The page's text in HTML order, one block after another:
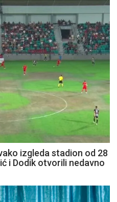
izgleda stadion od 28
i Dodik otvorili nedavno